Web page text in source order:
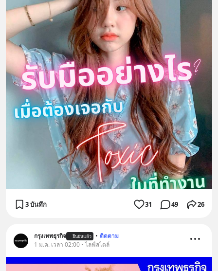
3 บันทึก 31 49 26
กรุงเทพธุรกิจ ยืนยันแล้ว • ติดตาม
1 ม.ค. เวลา 02:00 • ไลฟ์สไตล์